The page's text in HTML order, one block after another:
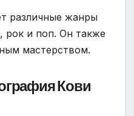
различные жанры
рок и поп. Он также
мастерством.
Кови